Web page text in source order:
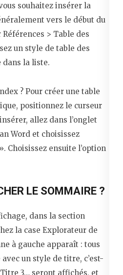
souhaitez insérer la
vers le début du
> Table des
un style de table des
dans la liste.
? Pour créer une table
positionnez le curseur
allez dans l’onglet
Word et choisissez
Choisissez ensuite l’option
LE SOMMAIRE ?
dans la section
la case Explorateur de
à gauche apparaît : tous
un style de titre, c’est-
3… seront affichés, et